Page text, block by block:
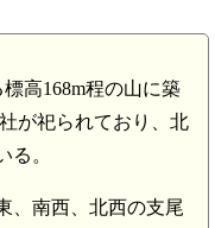
高168m程の山に築
が祀られており、北
る。
、南西、北西の支尾